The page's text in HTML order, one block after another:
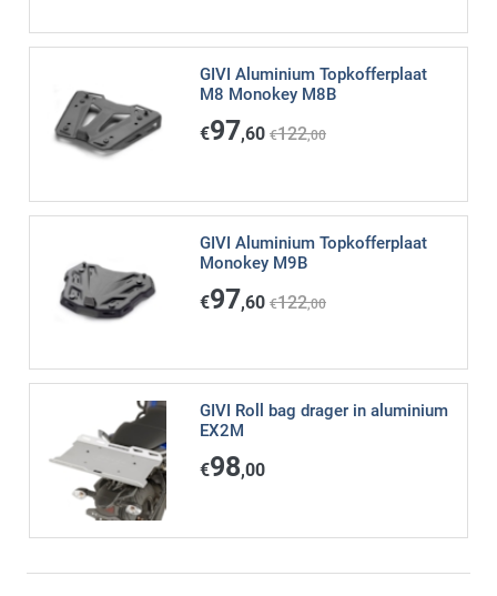
GIVI Aluminium Topkofferplaat
M8 Monokey M8B
€97,60 €122,00
GIVI Aluminium Topkofferplaat
Monokey M9B
€97,60 €122,00
GIVI Roll bag drager in aluminium
EX2M
€98,00